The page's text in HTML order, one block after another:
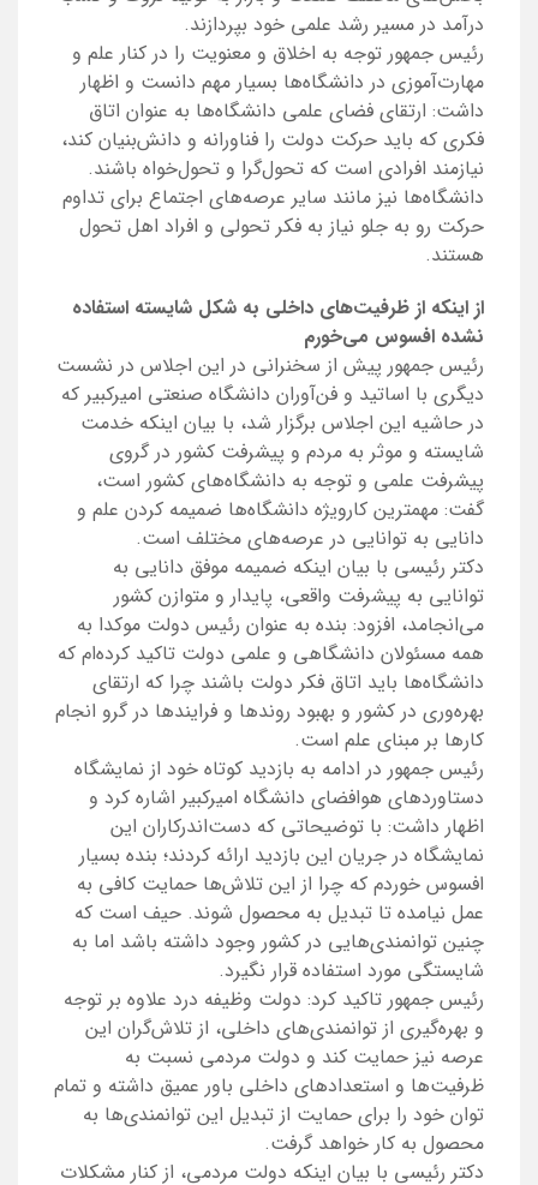
درآمد در مسیر رشد علمی خود بپردازند.
رئیس جمهور توجه به اخلاق و معنویت را در کنار علم و
مهارت‌آموزی در دانشگاه‌ها بسیار مهم دانست و اظهار
داشت: ارتقای فضای علمی دانشگاه‌ها به عنوان اتاق
فکری که باید حرکت دولت را فناورانه و دانش‌بنیان کند،
نیازمند افرادی است که تحول‌گرا و تحول‌خواه باشند.
دانشگاه‌ها نیز مانند سایر عرصه‌های اجتماع برای تداوم
حرکت رو به جلو نیاز به فکر تحولی و افراد اهل تحول
هستند.
از اینکه از ظرفیت‌های داخلی به شکل شایسته استفاده
نشده افسوس می‌خورم
رئیس جمهور پیش از سخنرانی در این اجلاس در نشست
دیگری با اساتید و فن‌آوران دانشگاه صنعتی امیرکبیر که
در حاشیه این اجلاس برگزار شد، با بیان اینکه خدمت
شایسته و موثر به مردم و پیشرفت کشور در گروی
پیشرفت علمی و توجه به دانشگاه‌های کشور است،
گفت: مهمترین کارویژه دانشگاه‌ها ضمیمه کردن علم و
دانایی به توانایی در عرصه‌های مختلف است.
دکتر رئیسی با بیان اینکه ضمیمه موفق دانایی به
توانایی به پیشرفت واقعی، پایدار و متوازن کشور
می‌انجامد، افزود: بنده به عنوان رئیس دولت موکدا به
همه مسئولان دانشگاهی و علمی دولت تاکید کرده‌ام که
دانشگاه‌ها باید اتاق فکر دولت باشند چرا که ارتقای
بهره‌وری در کشور و بهبود روندها و فرایند‌ها در گرو انجام
کارها بر مبنای علم است.
رئیس جمهور در ادامه به بازدید کوتاه خود از نمایشگاه
دستاوردهای هوافضای دانشگاه امیرکبیر اشاره کرد و
اظهار داشت: با توضیحاتی که دست‌اندرکاران این
نمایشگاه در جریان این بازدید ارائه کردند؛ بنده بسیار
افسوس خوردم که چرا از این تلاش‌ها حمایت کافی به
عمل نیامده تا تبدیل به محصول شوند. حیف است که
چنین توانمندی‌هایی در کشور وجود داشته باشد اما به
شایستگی مورد استفاده قرار نگیرد.
رئیس جمهور تاکید کرد: دولت وظیفه درد علاوه بر توجه
و بهره‌گیری از توانمندی‌های داخلی، از تلاش‌گران این
عرصه نیز حمایت کند و دولت مردمی نسبت به
ظرفیت‌ها و استعدادهای داخلی باور عمیق داشته و تمام
توان خود را برای حمایت از تبدیل این توانمندی‌ها به
محصول به کار خواهد گرفت.
دکتر رئیسی با بیان اینکه دولت مردمی، از کنار مشکلات